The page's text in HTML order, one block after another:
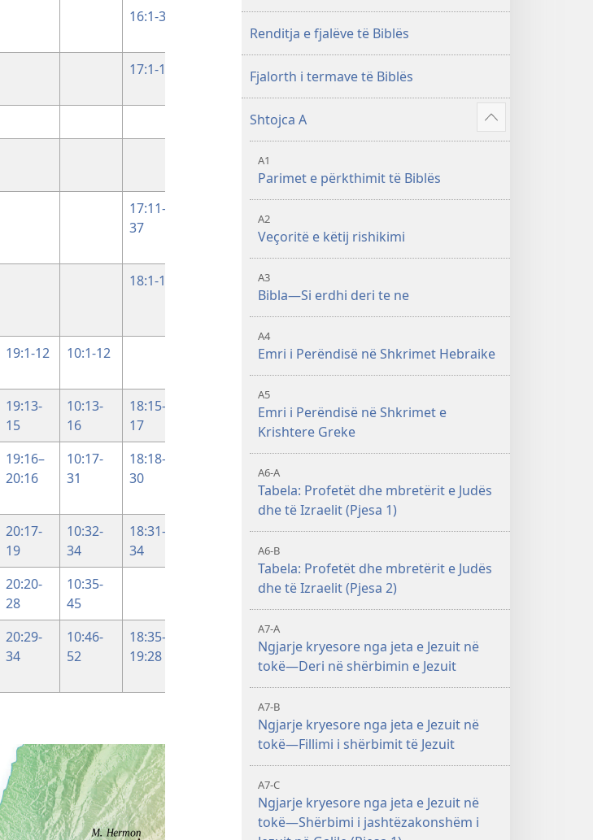
16:1-31
17:1-10
17:11-
37
18:1-14
19:1-12 10:1-12
19:13-
15
10:13-
16
18:15-
17
19:16–
20:16
10:17-
31
18:18-
30
20:17-
19
10:32-
34
18:31-
34
20:20-
28
10:35-
45
20:29-
34
10:46-
52
18:35–
19:28
Renditja e fjalëve të Biblës
Fjalorth i termave të Biblës
Shtojca A
Shfaq
më
A1
Parimet e përkthimit të Biblës
A2
Veçoritë e këtij rishikimi
A3
Bibla—Si erdhi deri te ne
A4
Emri i Perëndisë në Shkrimet Hebraike
A5
Emri i Perëndisë në Shkrimet e
Krishtere Greke
A6-A
Tabela: Profetët dhe mbretërit e Judës
dhe të Izraelit (Pjesa 1)
A6-B
Tabela: Profetët dhe mbretërit e Judës
dhe të Izraelit (Pjesa 2)
A7-A
Ngjarje kryesore nga jeta e Jezuit në
tokë—Deri në shërbimin e Jezuit
A7-B
Ngjarje kryesore nga jeta e Jezuit në
tokë—Fillimi i shërbimit të Jezuit
A7-C
Ngjarje kryesore nga jeta e Jezuit në
tokë—Shërbimi i jashtëzakonshëm i